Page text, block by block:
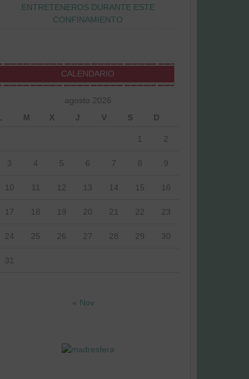
ENTRETENEROS DURANTE ESTE
CONFINAMIENTO
CALENDARIO
agosto 2026
M X J V S D
1 2
3 4 5 6 7 8 9
10 11 12 13 14 15 16
17 18 19 20 21 22 23
24 25 26 27 28 29 30
31
« Nov